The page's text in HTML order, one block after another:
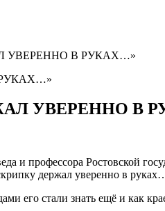
УВЕРЕННО В РУКАХ…»
УВЕРЕННО В
и профессора Ростовской
держал уверенно в
его стали знать ещё и как